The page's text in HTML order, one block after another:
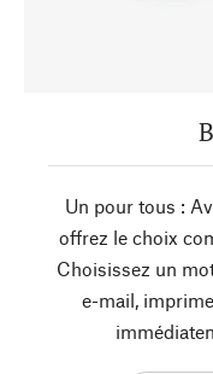
Un pour tous :
offrez le choix
Choisissez un
e-mail,